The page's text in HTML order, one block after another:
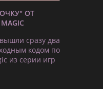
ОТ
сразу два
кодом по
из серии игр